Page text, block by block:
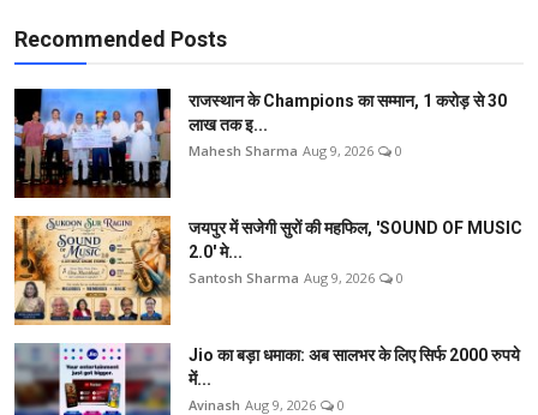
Recommended Posts
राजस्थान के Champions का सम्मान, 1 करोड़ से 30
लाख तक इ...
Mahesh Sharma Aug 9, 2026 0
जयपुर में सजेगी सुरों की महफिल, 'SOUND OF MUSIC
2.0' मे...
Santosh Sharma Aug 9, 2026 0
Jio का बड़ा धमाका: अब सालभर के लिए सिर्फ 2000 रुपये
में...
Avinash Aug 9, 2026 0